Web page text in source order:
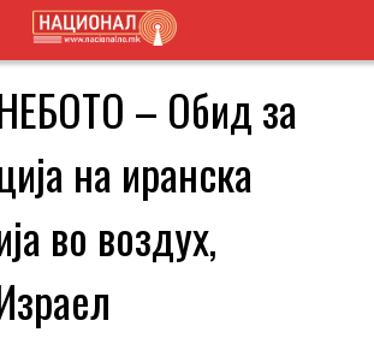
– Обид за
на иранска
во воздух,